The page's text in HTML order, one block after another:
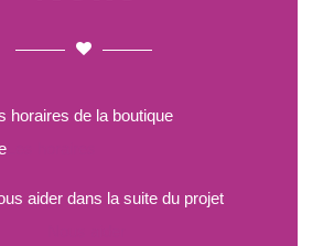
horaires de la boutique
Les horaires
aider dans la suite du projet